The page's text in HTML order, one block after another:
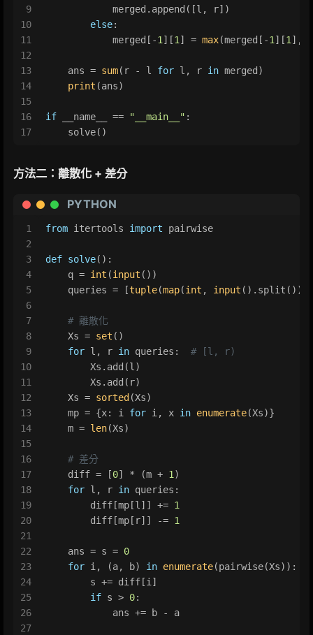
9
10
11
12
13
14
15
16
17
            merged.append([l, r])
else:
            merged[-
1 ][1 ] = max(merged[-1 ][1 ],
    ans =
sum(r - l for l, r in merged)
print (ans)
if __name__ == "__main__" :
    solve()
方法二：離散化 + 差分
PYTHON
1
2
3
4
5
6
7
8
9
10
11
12
13
14
15
16
17
18
19
20
21
22
23
24
25
26
27
from itertools import pairwise
def solve():
    q =
int (input ())
    queries = [
tuple(map(int , input ().split()))
# 離散化
    Xs =
set ()
for l, r in queries: # [l, r)
        Xs.add(l)
        Xs.add(r)
    Xs =
sorted (Xs)
    mp = {x: i
for i, x in enumerate(Xs)}
    m =
len(Xs)
# 差分
    diff = [
0] * (m + 1 )
for l, r in queries:
        diff[mp[l]] +=
1
        diff[mp[r]] -=
1
    ans = s =
0
for i, (a, b) in enumerate(pairwise(Xs)):
        s += diff[i]
if s > 0:
            ans += b - a